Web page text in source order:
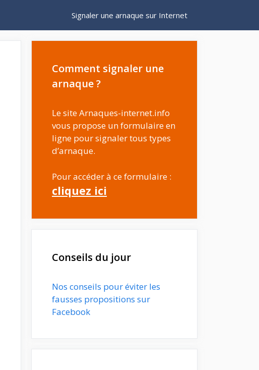
Signaler une arnaque sur Internet
Comment signaler une
arnaque ?
Le site Arnaques-internet.info
vous propose un formulaire en
ligne pour signaler tous types
d’arnaque.
Pour accéder à ce formulaire :
cliquez ici
Conseils du jour
Nos conseils pour éviter les
fausses propositions sur
Facebook